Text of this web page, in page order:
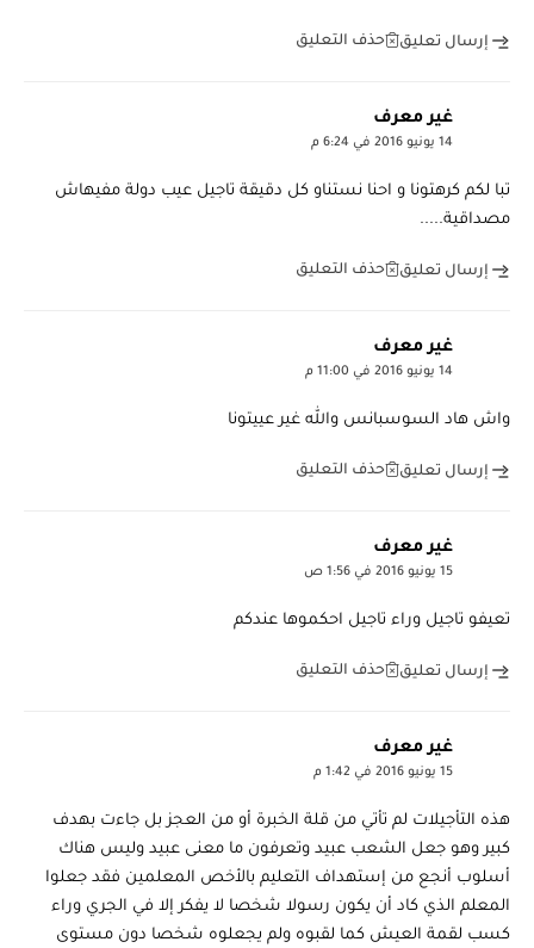
إرسال تعليق حذف التعليق
غير معرف
14 يونيو 2016 في 6:24 م
تبا لكم كرهتونا و احنا نستناو كل دقيقة تاجيل عيب دولة مفيهاش
مصداقية.....
إرسال تعليق حذف التعليق
غير معرف
14 يونيو 2016 في 11:00 م
واش هاد السوسبانس والله غير عييتونا
إرسال تعليق حذف التعليق
غير معرف
15 يونيو 2016 في 1:56 ص
تعيفو تاجيل وراء تاجيل احكموها عندكم
إرسال تعليق حذف التعليق
غير معرف
15 يونيو 2016 في 1:42 م
هذه التأجيلات لم تأتي من قلة الخبرة أو من العجز بل جاءت بهدف
كبير وهو جعل الشعب عبيد وتعرفون ما معنى عبيد وليس هناك
أسلوب أنجع من إستهداف التعليم بالأخص المعلمين فقد جعلوا
المعلم الذي كاد أن يكون رسولا شخصا لا يفكر إلا في الجري وراء
كسب لقمة العيش كما لقبوه ولم يجعلوه شخصا دون مستوى